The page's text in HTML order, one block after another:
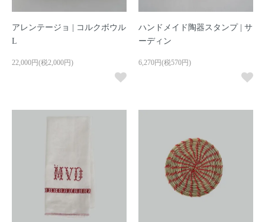
アレンテージョ | コルクボウル
L
22,000円(税2,000円)
ハンドメイド陶器スタンプ | サ
ーディン
6,270円(税570円)